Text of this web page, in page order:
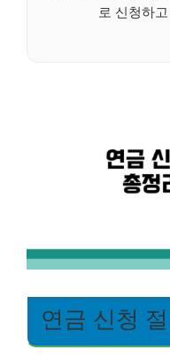
로 신청하
연금 신청